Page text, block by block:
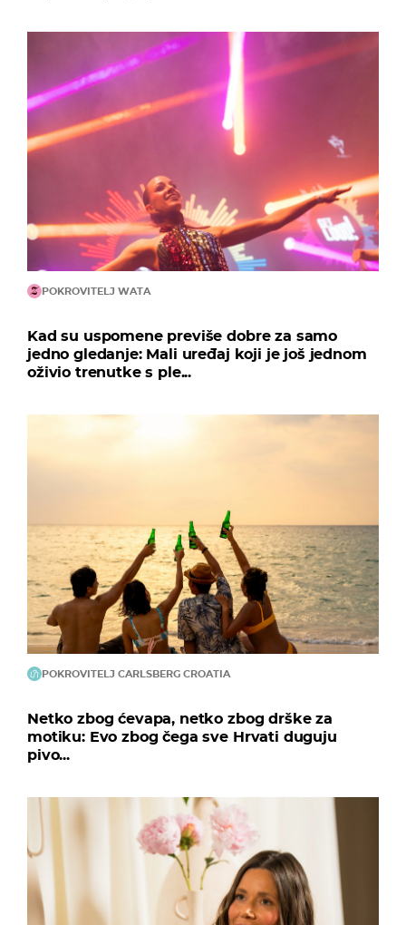
POKROVITELJ WATA
Kad su uspomene previše dobre za samo
jedno gledanje: Mali uređaj koji je još jednom
oživio trenutke s ple...
POKROVITELJ CARLSBERG CROATIA
Netko zbog ćevapa, netko zbog drške za
motiku: Evo zbog čega sve Hrvati duguju
pivo...